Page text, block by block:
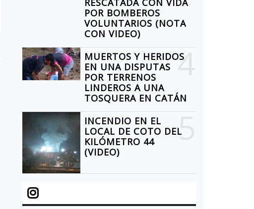
FLORENCIA
MARTÍNEZ
CANTARÁ EN
EL ACTO
HOMENAJE EN
MEMORIA DE
LOS
TRIPULANTES
DEL ARA SAN
MUESTRA
ACTIVA 2025
EN LA
FLAMATE
ESCUELA DE
EDUCACIÓN
TÉCNICA 15
DEL
KILÓMETRO 43
RESCATADA CON VIDA
POR BOMBEROS
VOLUNTARIOS (NOTA
CON VIDEO)
4
MUERTOS Y HERIDOS
EN UNA DISPUTAS
POR TERRENOS
LINDEROS A UNA
TOSQUERA EN CATÁN
5
INCENDIO EN EL
LOCAL DE COTO DEL
KILÓMETRO 44
(VIDEO)